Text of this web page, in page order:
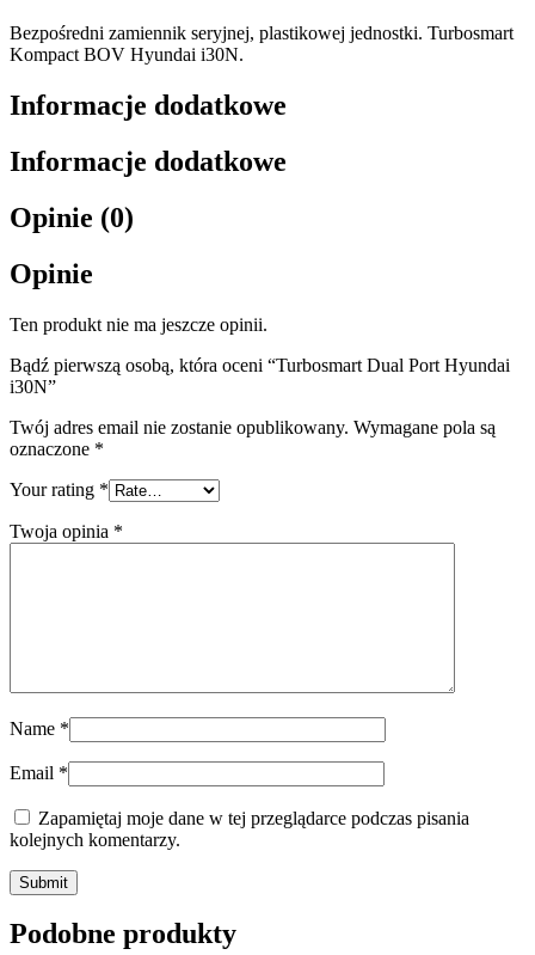
Bezpośredni zamiennik seryjnej, plastikowej jednostki. Turbosmart
Kompact BOV Hyundai i30N.
Informacje dodatkowe
Informacje dodatkowe
Opinie (0)
Opinie
Ten produkt nie ma jeszcze opinii.
Bądź pierwszą osobą, która oceni “Turbosmart Dual Port Hyundai
i30N”
Twój adres email nie zostanie opublikowany. Wymagane pola są
oznaczone *
Your rating *
Twoja opinia *
Name *
Email *
Zapamiętaj moje dane w tej przeglądarce podczas pisania
kolejnych komentarzy.
Submit
Podobne produkty